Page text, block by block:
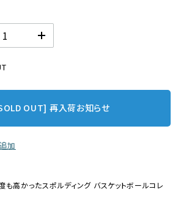
OUT] 再入荷お知らせ
加
も高かったスポルディング バスケットボールコレ